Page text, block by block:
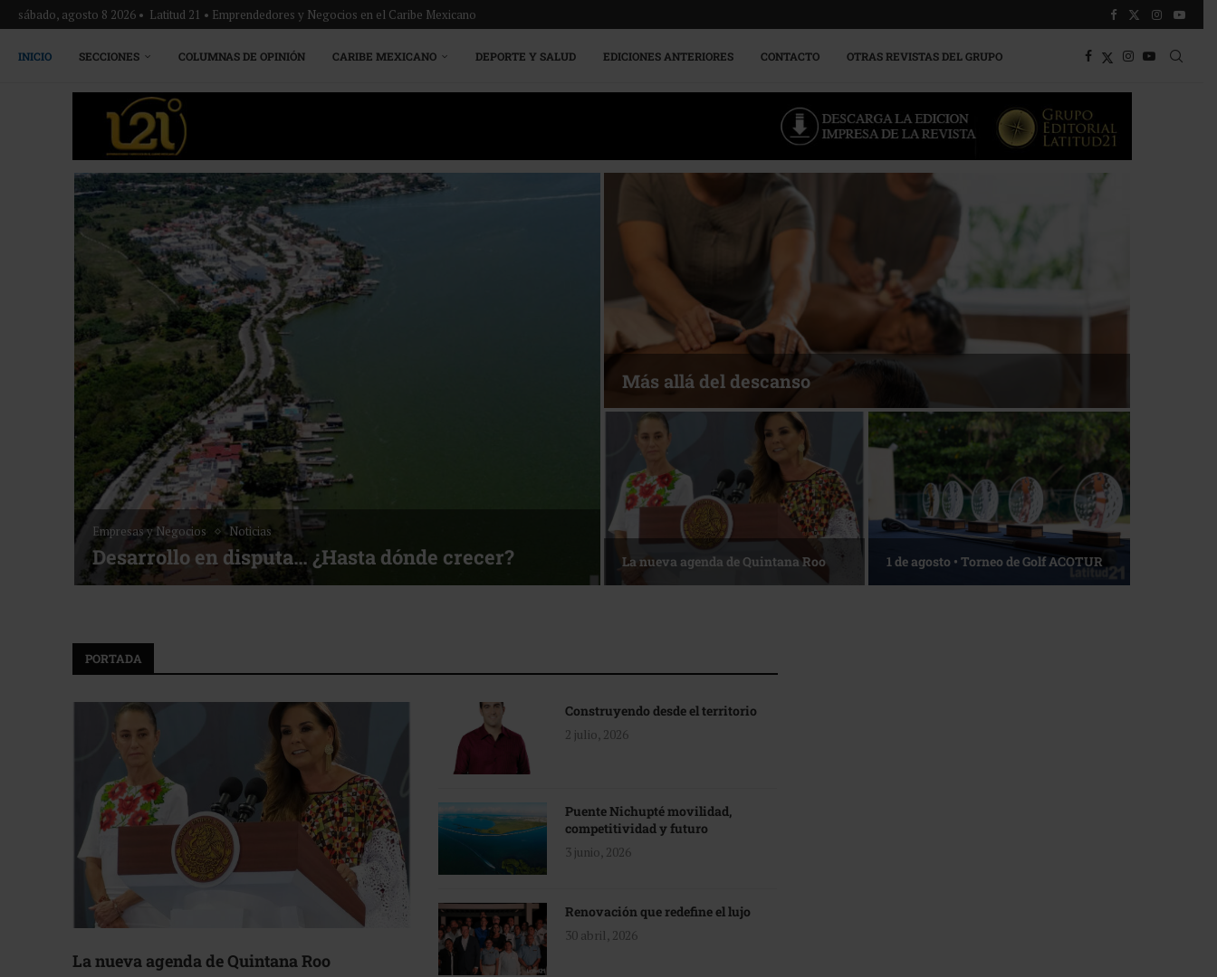
sábado, agosto 8 2026 • Latitud 21 • Emprendedores y Negocios en el Caribe Mexicano
INICIO SECCIONES COLUMNAS DE OPINIÓN CARIBE MEXICANO DEPORTE Y SALUD EDICIONES ANTERIORES CONTACTO OTRAS REVISTAS DEL GRUPO
Empresas y Negocios Noticias
Desarrollo en disputa… ¿Hasta dónde crecer?
Más allá del descanso
La nueva agenda de Quintana Roo 1 de agosto • Torneo de Golf ACOTUR
PORTADA
La nueva agenda de Quintana Roo
Construyendo desde el territorio
2 julio, 2026
Puente Nichupté movilidad,
competitividad y futuro
3 junio, 2026
Renovación que redefine el lujo
30 abril, 2026